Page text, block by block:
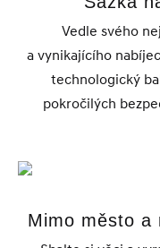
Vedle svého
a vynikajícího
technologický
pokročilých
Mimo město a